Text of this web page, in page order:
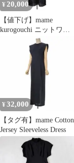
¥ 20,000
【値下げ】mame
kurogouchi ニットワン
¥ 32,000
【タグ有】mame Cotton
Jersey Sleeveless Dress